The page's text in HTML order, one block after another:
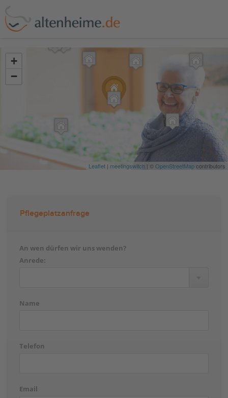
+
−
Leaflet | meetingswitch | ©OpenStreetMapcontributors
Pflegeplatzanfrage
An wen dürfen wir uns wenden?
Anrede:
Name
Telefon
Email